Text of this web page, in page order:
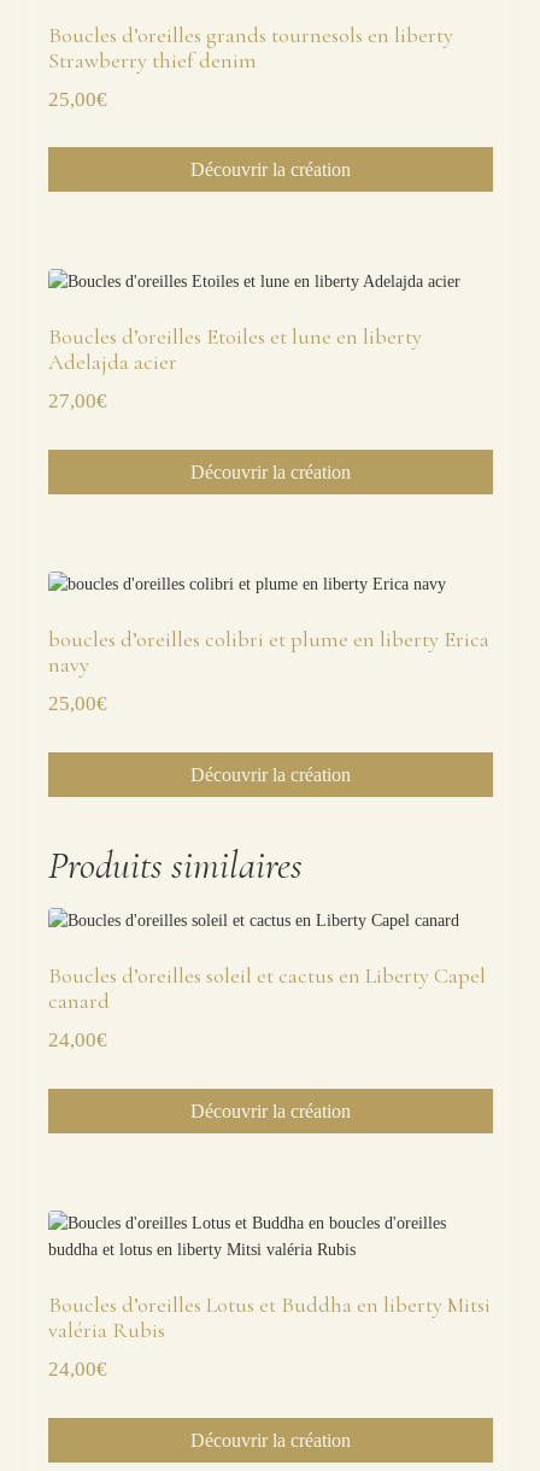
Boucles d’oreilles grands tournesols en liberty
Strawberry thief denim
25,00€
Découvrir la création
Boucles d’oreilles Etoiles et lune en liberty
Adelajda acier
27,00€
Découvrir la création
boucles d’oreilles colibri et plume en liberty Erica
navy
25,00€
Découvrir la création
Produits similaires
Boucles d’oreilles soleil et cactus en Liberty Capel
canard
24,00€
Découvrir la création
Boucles d’oreilles Lotus et Buddha en liberty Mitsi
valéria Rubis
24,00€
Découvrir la création